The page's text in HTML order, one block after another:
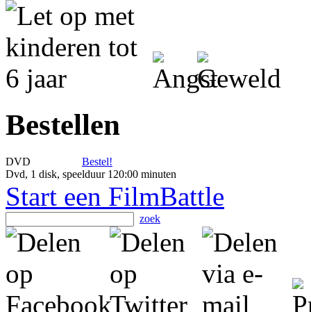
Bestellen
DVD
Bestel!
Dvd, 1 disk, speelduur 120:00 minuten
Start een FilmBattle
zoek